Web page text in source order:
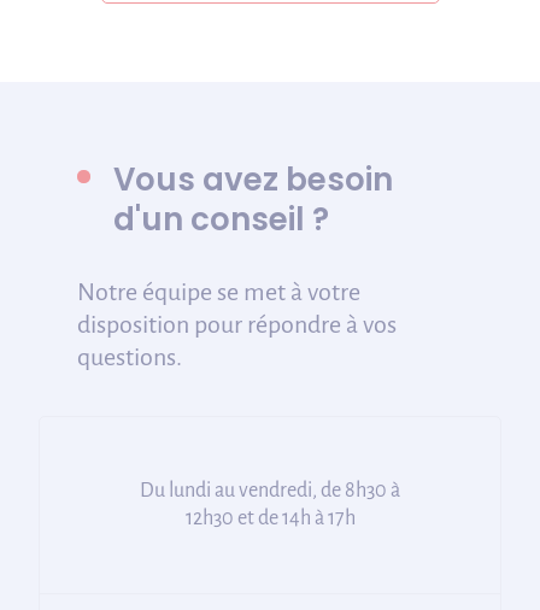
Vous avez besoin
d'un conseil ?
Notre équipe se met à votre
disposition pour répondre à vos
questions.
Du lundi au vendredi, de 8h30 à
12h30 et de 14h à 17h